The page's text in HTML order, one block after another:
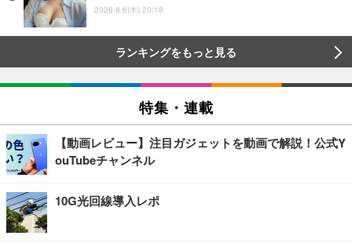
2026.8.6(木) 20:18
ランキングをもっと見る
特集・連載
【動画レビュー】注目ガジェットを動画で解説！公式Y
ouTubeチャンネル
10G光回線導入レポ